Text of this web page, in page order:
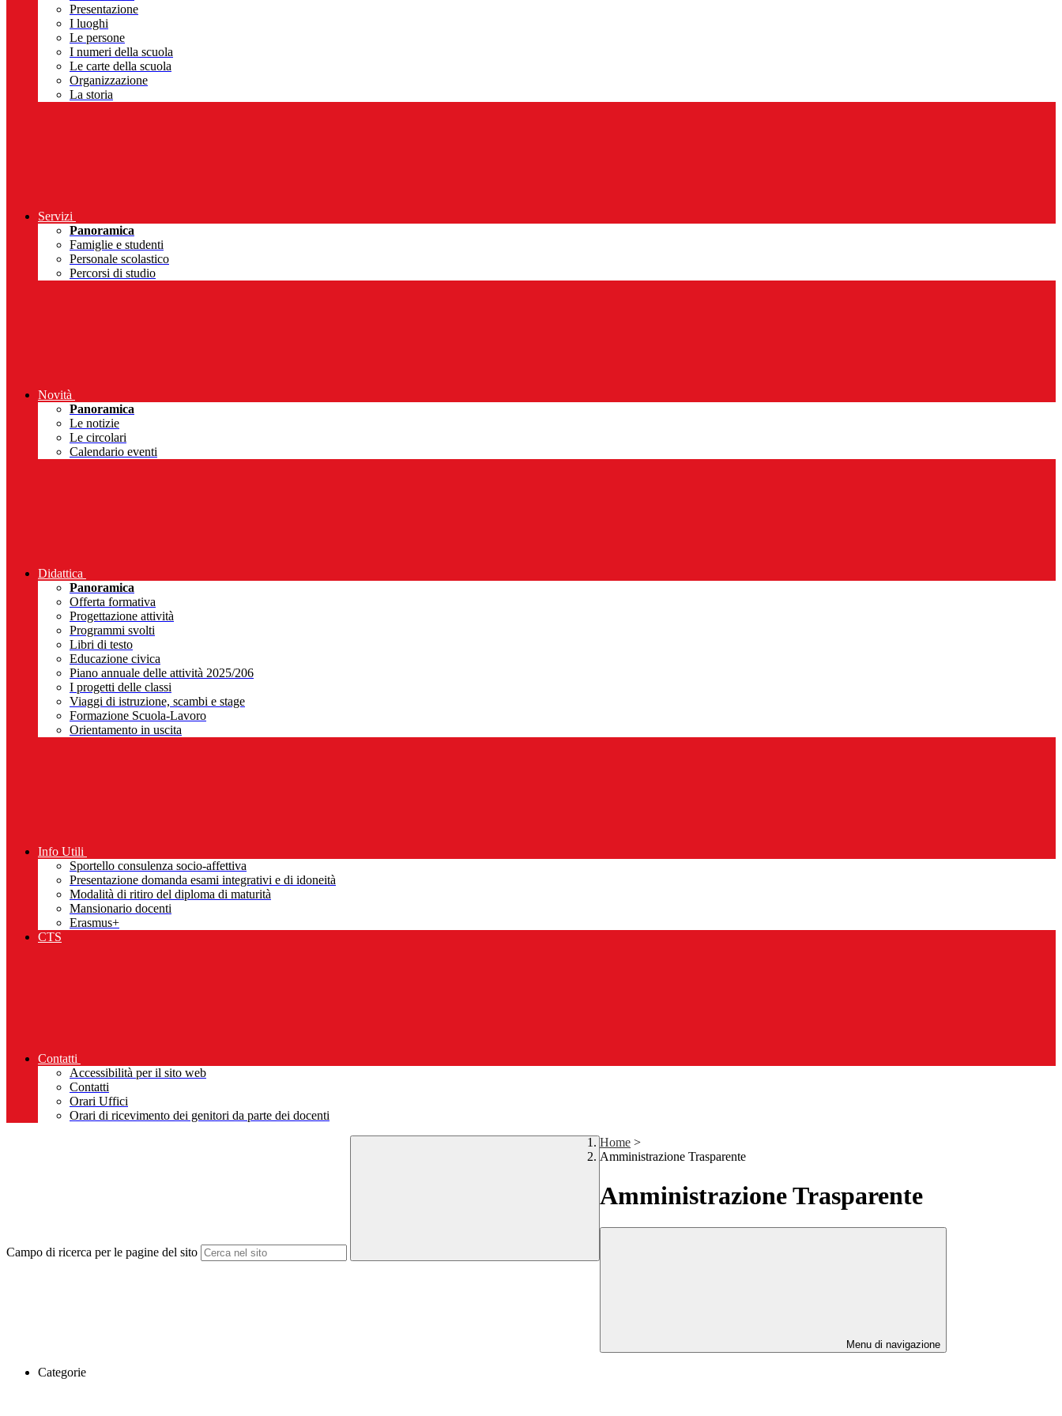
Presentazione
I luoghi
Le persone
I numeri della scuola
Le carte della scuola
Organizzazione
La storia
Servizi
Panoramica
Famiglie e studenti
Personale scolastico
Percorsi di studio
Novità
Panoramica
Le notizie
Le circolari
Calendario eventi
Didattica
Panoramica
Offerta formativa
Progettazione attività
Programmi svolti
Libri di testo
Educazione civica
Piano annuale delle attività 2025/206
I progetti delle classi
Viaggi di istruzione, scambi e stage
Formazione Scuola-Lavoro
Orientamento in uscita
Info Utili
Sportello consulenza socio-affettiva
Presentazione domanda esami integrativi e di idoneità
Modalità di ritiro del diploma di maturità
Mansionario docenti
Erasmus+
CTS
Contatti
Accessibilità per il sito web
Contatti
Orari Uffici
Orari di ricevimento dei genitori da parte dei docenti
Campo di ricerca per le pagine del sito
Home >
Amministrazione Trasparente
Amministrazione Trasparente
Menu di navigazione
Categorie